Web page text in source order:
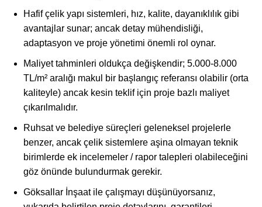
Hafif çelik yapı sistemleri, hız, kalite, dayanıklılık gibi
avantajlar sunar; ancak detay mühendisliği,
adaptasyon ve proje yönetimi önemli rol oynar.
Maliyet tahminleri oldukça değişkendir; 5.000‑8.000
TL/m² aralığı makul bir başlangıç referansı olabilir (orta
kaliteyle) ancak kesin teklif için proje bazlı maliyet
çıkarılmalıdır.
Ruhsat ve belediye süreçleri geleneksel projelerle
benzer, ancak çelik sistemlere aşina olmayan teknik
birimlerde ek incelemeler / rapor talepleri olabileceğini
göz önünde bulundurmak gerekir.
Göksallar İnşaat ile çalışmayı düşünüyorsanız,